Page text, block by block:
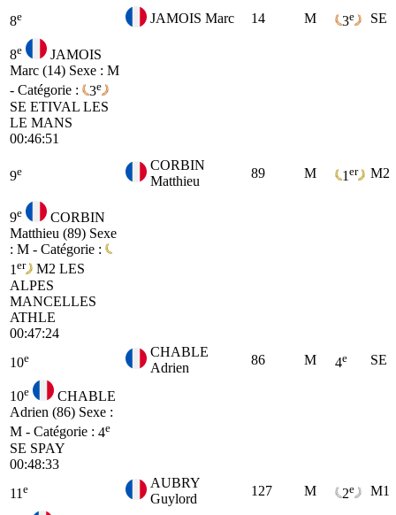
8e JAMOIS Marc 14 M 3e SE
8e
JAMOIS
Marc (14) Sexe : M
- Catégorie :
3e
SE ETIVAL LES
LE MANS
00:46:51
9e
CORBIN
Matthieu
89 M 1 er M2
9e
CORBIN
Matthieu (89) Sexe
: M - Catégorie :
1 er M2 LES
ALPES
MANCELLES
ATHLE
00:47:24
10e
CHABLE
Adrien
86 M 4e SE
10e
CHABLE
Adrien (86) Sexe :
M - Catégorie : 4e
SE SPAY
00:48:33
11 e
AUBRY
Guylord
127 M 2e M1